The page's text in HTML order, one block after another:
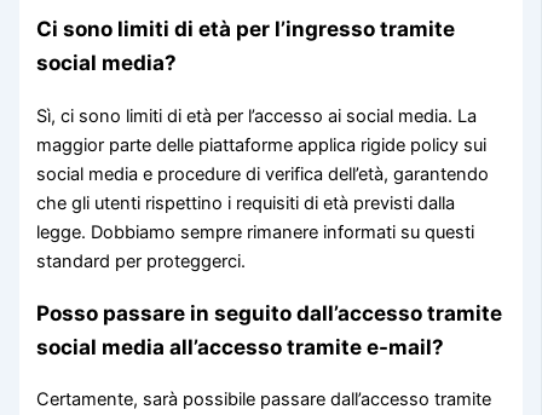
Ci sono limiti di età per l’ingresso tramite
social media?
Sì, ci sono limiti di età per l’accesso ai social media. La
maggior parte delle piattaforme applica rigide policy sui
social media e procedure di verifica dell’età, garantendo
che gli utenti rispettino i requisiti di età previsti dalla
legge. Dobbiamo sempre rimanere informati su questi
standard per proteggerci.
Posso passare in seguito dall’accesso tramite
social media all’accesso tramite e-mail?
Certamente, sarà possibile passare dall’accesso tramite